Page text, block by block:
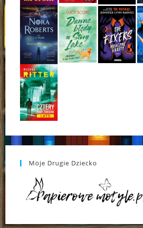
Moje Drugie Dziecko